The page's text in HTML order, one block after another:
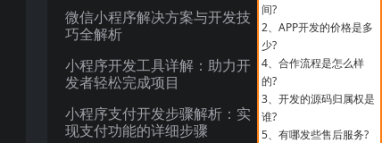
微信小程序解决方案与开发技
巧全解析
小程序开发工具详解：助力开
发者轻松完成项目
小程序支付开发步骤解析：实
现支付功能的详细步骤
间?
2、 APP开发的价格是多
少?
4、 合作流程是怎么样
的?
3、 开发的源码归属权是
谁?
5、 有哪发些售后服务?